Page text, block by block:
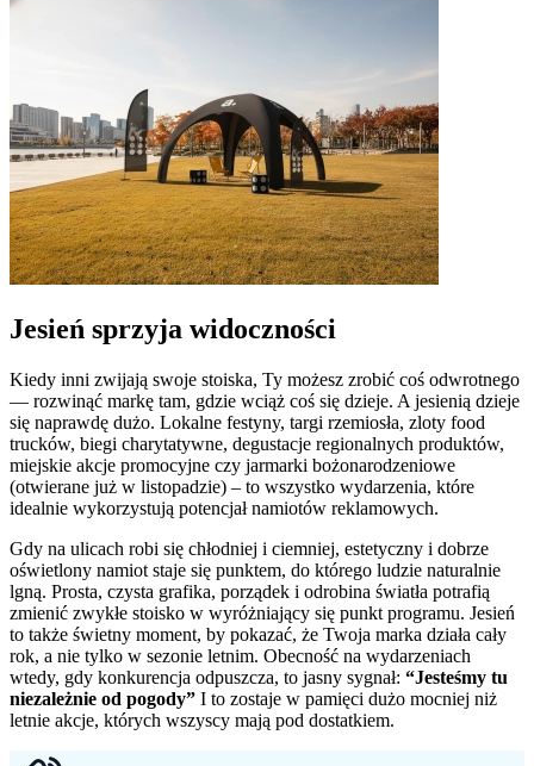
Jesień sprzyja widoczności
Kiedy inni zwijają swoje stoiska, Ty możesz zrobić coś odwrotnego
— rozwinąć markę tam, gdzie wciąż coś się dzieje. A jesienią dzieje
się naprawdę dużo. Lokal­ne festyny, targi rzemiosła, zloty food
trucków, biegi charytatywne, degustacje regionalnych produktów,
miejskie akcje promocyjne czy jarmarki bożonarodzeniowe
(otwierane już w listopadzie) – to wszystko wydarzenia, które
idealnie wykorzystują potencjał namiotów reklamowych.
Gdy na ulicach robi się chłodniej i ciemniej, estetyczny i dobrze
oświetlony namiot staje się punktem, do którego ludzie naturalnie
lgną. Prosta, czysta grafika, porządek i odrobina światła potrafią
zmienić zwykłe stoisko w wyróżniający się punkt programu. Jesień
to także świetny moment, by pokazać, że Twoja marka działa cały
rok, a nie tylko w sezonie letnim. Obecność na wydarzeniach
wtedy, gdy konkurencja odpuszcza, to jasny sygnał: “Jesteśmy tu
niezależnie od pogody” I to zostaje w pamięci dużo mocniej niż
letnie akcje, których wszyscy mają pod dostatkiem.